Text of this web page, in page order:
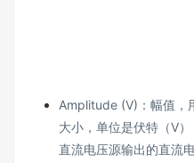
Amplitude (V)：幅值，
大小，单位是伏特（V
直流电压源输出的直流